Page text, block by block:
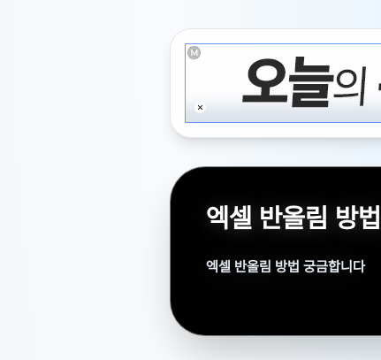
엑셀 반올림 방
엑셀 반올림 방법 궁금합니다